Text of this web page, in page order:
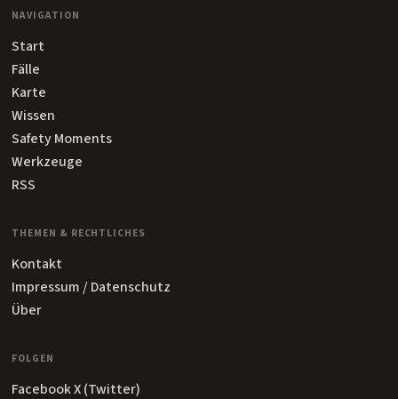
NAVIGATION
Start
Fälle
Karte
Wissen
Safety Moments
Werkzeuge
RSS
THEMEN & RECHTLICHES
Kontakt
Impressum / Datenschutz
Über
FOLGEN
FacebookX (Twitter)